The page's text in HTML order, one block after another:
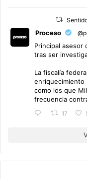
Proceso
Principal asesor
tras ser
La fiscalía
enriquecimiento
como los que
frecuencia
17